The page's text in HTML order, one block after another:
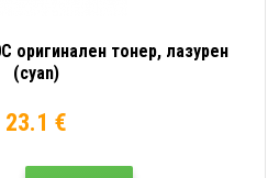
оригинален тонер, лазурен
(cyan)
23.1 €